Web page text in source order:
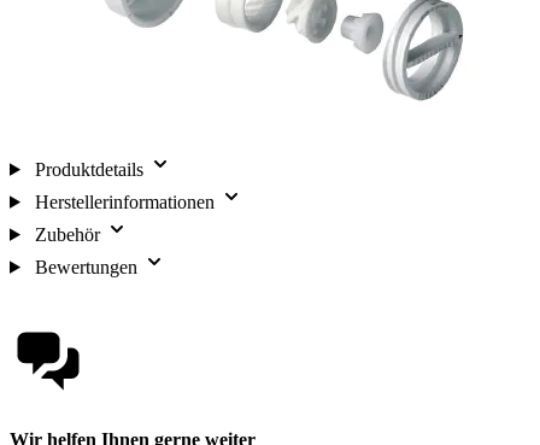
Produktdetails
Herstellerinformationen
Zubehör
Bewertungen
Wir helfen Ihnen gerne weiter